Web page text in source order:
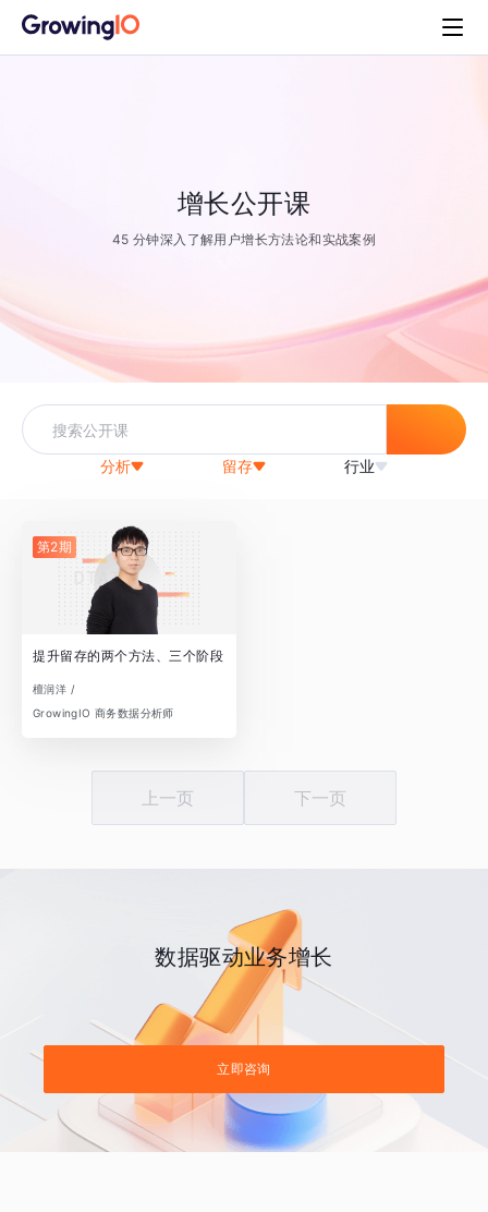
增长公开课
45 分钟深入了解用户增长方法论和实战案例
分析 留存 行业
第2期
提升留存的两个方法、三个阶段
檀润洋 /
GrowingIO 商务数据分析师
上一页 下一页
数据驱动业务增长
立即咨询